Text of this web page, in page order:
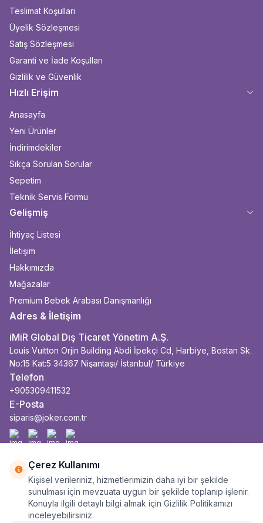
Teslimat Koşulları
Üyelik Sözleşmesi
Satış Sözleşmesi
Garanti ve İade Koşulları
Gizlilik ve Güvenlik
Hızlı Erişim
Anasayfa
Yeni Ürünler
İndirimdekiler
Sıkça Sorulan Sorular
Sepetim
Teknik Servis Formu
Gelişmiş
İhtiyaç Listesi
İletişim
Hakkımızda
Mağazalar
Premium Bebek Arabası Danışmanlığı
Adres & İletişim
iMiR Global Dış Ticaret Yönetim A.Ş.
Louis Vuitton Orjin Building Abdi İpekçi Cd, Harbiye, Bostan Sk.
No:15 Kat:5 34367 Nişantaşı/ İstanbul/ Türkiye
Telefon
+905309411532
E-Posta
siparis@joker.com.tr
Facebook
İnstagram
YoutubeLinkedin
Çerez Kullanımı
Kişisel verileriniz, hizmetlerimizin daha iyi bir şekilde
sunulması için mevzuata uygun bir şekilde toplanıp işlenir.
Konuyla ilgili detaylı bilgi almak için Gizlilik Politikamızı
inceleyebilirsiniz.